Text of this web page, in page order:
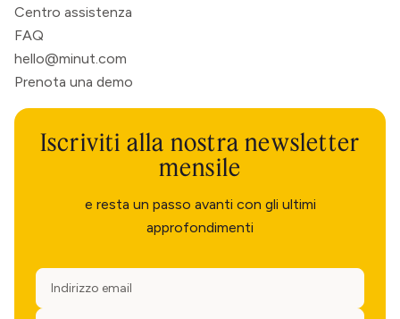
Centro assistenza
FAQ
hello@minut.com
Prenota una demo
Iscriviti alla nostra newsletter
mensile
e resta un passo avanti con gli ultimi
approfondimenti